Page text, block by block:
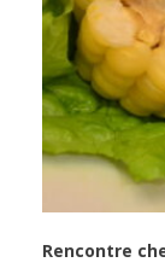
Rencontre